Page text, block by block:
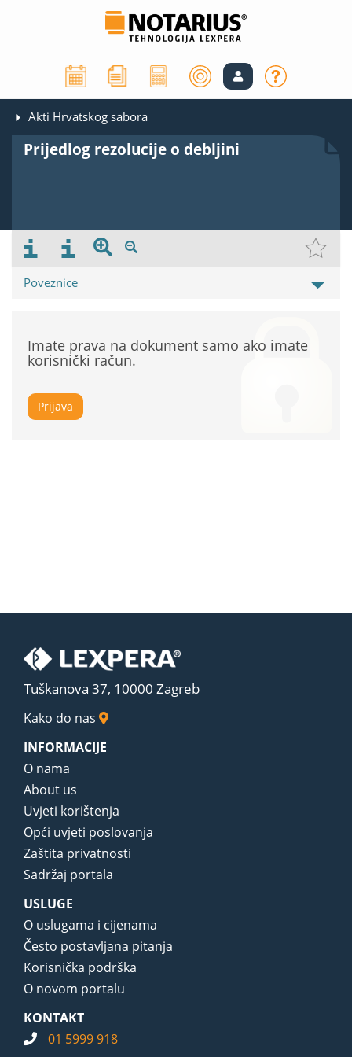
Akti Hrvatskog sabora
Prijedlog rezolucije o debljini
Poveznice
Imate prava na dokument samo ako imate
korisnički račun.
Prijava
Tuškanova 37, 10000 Zagreb
Kako do nas
INFORMACIJE
O nama
About us
Uvjeti korištenja
Opći uvjeti poslovanja
Zaštita privatnosti
Sadržaj portala
USLUGE
O uslugama i cijenama
Često postavljana pitanja
Korisnička podrška
O novom portalu
KONTAKT
01 5999 918